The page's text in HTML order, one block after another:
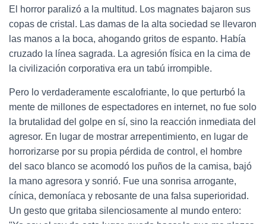
El horror paralizó a la multitud. Los magnates bajaron sus
copas de cristal. Las damas de la alta sociedad se llevaron
las manos a la boca, ahogando gritos de espanto. Había
cruzado la línea sagrada. La agresión física en la cima de
la civilización corporativa era un tabú irrompible.
Pero lo verdaderamente escalofriante, lo que perturbó la
mente de millones de espectadores en internet, no fue solo
la brutalidad del golpe en sí, sino la reacción inmediata del
agresor. En lugar de mostrar arrepentimiento, en lugar de
horrorizarse por su propia pérdida de control, el hombre
del saco blanco se acomodó los puños de la camisa, bajó
la mano agresora y sonrió. Fue una sonrisa arrogante,
cínica, demoníaca y rebosante de una falsa superioridad.
Un gesto que gritaba silenciosamente al mundo entero: